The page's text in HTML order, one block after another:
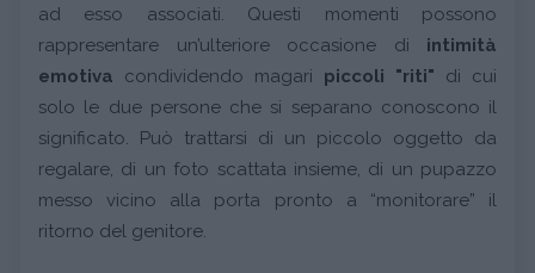
ad esso associati. Questi momenti possono
rappresentare un’ulteriore occasione di intimità
emotiva condividendo magari piccoli "riti" di cui
solo le due persone che si separano conoscono il
significato. Può trattarsi di un piccolo oggetto da
regalare, di un foto scattata insieme, di un pupazzo
messo vicino alla porta pronto a “monitorare” il
ritorno del genitore.